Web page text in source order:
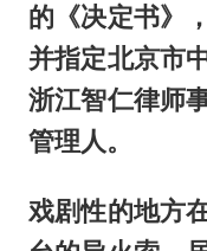
的《决定书》
并指定北京市
浙江智仁律师
管理人。
戏剧性的地方